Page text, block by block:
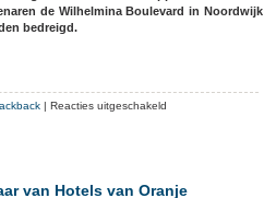
de Wilhelmina Boulevard in Noordwijk
bedreigd.
| Reacties uitgeschakeld
van Hotels van Oranje